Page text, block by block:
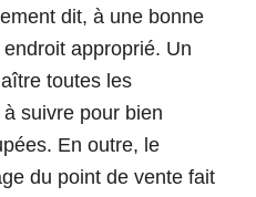
dit, à une bonne
approprié. Un
toutes les
suivre pour bien
En outre, le
du point de vente fait